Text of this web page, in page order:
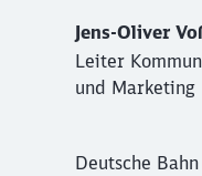
Jens-Oliver
Leiter
und Marketing
Deutsche Bahn